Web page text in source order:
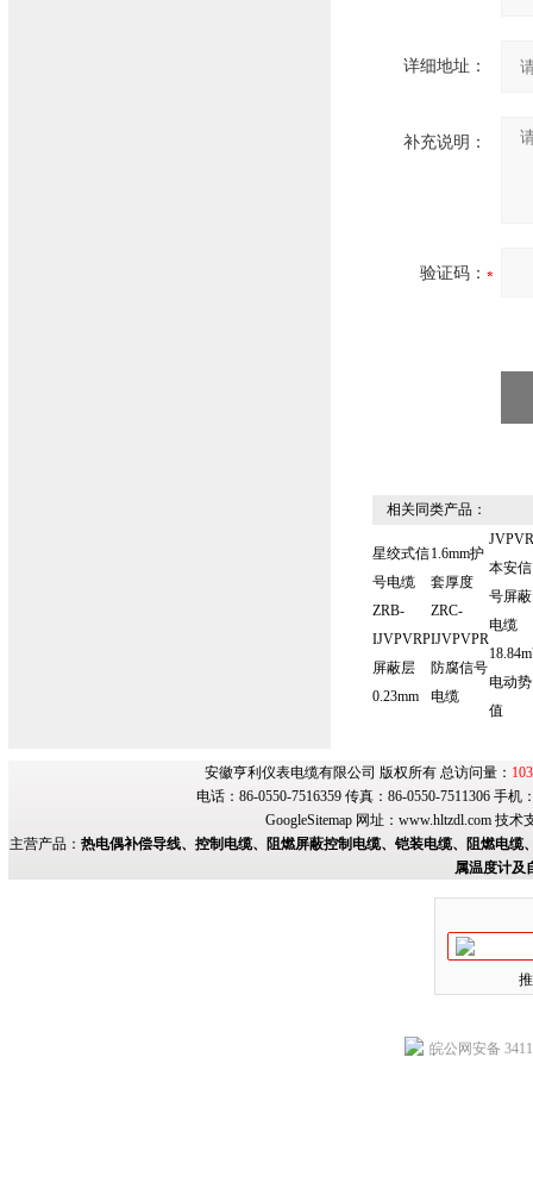
详细地址：
补充说明：
验证码：
相关同类产品：
星绞式信
号电缆
ZRB-
IJVPVRP
屏蔽层
0.23mm
1.6mm护
套厚度
ZRC-
IJVPVPR
防腐信号
电缆
JVPVR
本安信
号屏蔽
电缆
电动势
值
安徽亨利仪表电缆有限公司 版权所有 总访问量：
电话：86-0550-7516359 传真：86-0550-7511306 手
GoogleSitemap网址： www.hltzdl.com技术
主营产品： 热电偶补偿导线、控制电缆、阻燃屏蔽控制电缆、铠装电缆、阻燃电
属温度计及
皖公网安备